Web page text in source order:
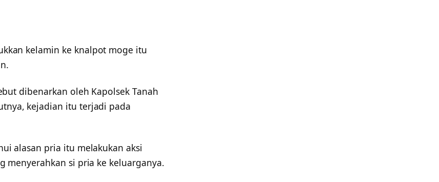
kelamin ke knalpot moge itu
dibenarkan oleh Kapolsek Tanah
kejadian itu terjadi pada
alasan pria itu melakukan aksi
menyerahkan si pria ke keluarganya.